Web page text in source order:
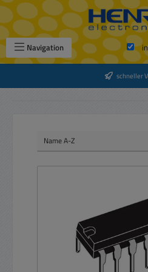
Zum Hauptinhalt springen
Navigation
schneller